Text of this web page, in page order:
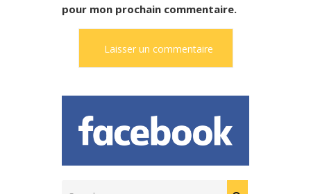
pour mon prochain commentaire.